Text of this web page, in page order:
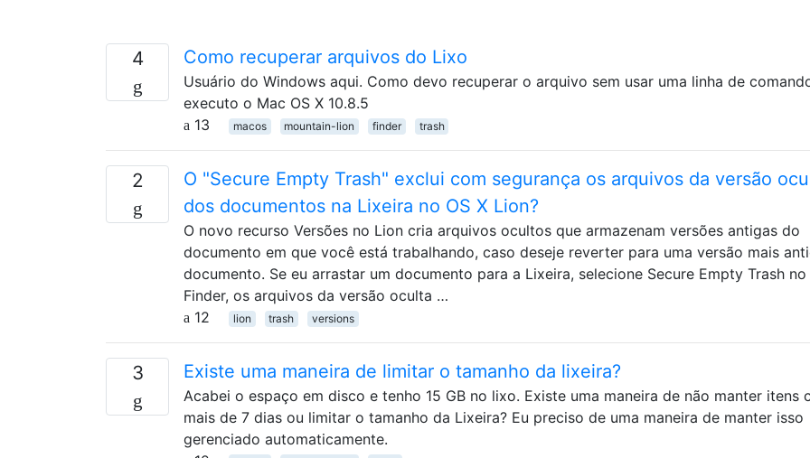
4 Como recuperar arquivos do Lixo
Usuário do Windows aqui. Como devo recuperar o arquivo sem usar uma linha de
executo o Mac OS X 10.8.5
13
macos mountain-lion finder trash
2
O "Secure Empty Trash" exclui com segurança os arquivos da versão
dos documentos na Lixeira no OS X Lion?
O novo recurso Versões no Lion cria arquivos ocultos que armazenam versões antigas do
documento em que você está trabalhando, caso deseje reverter para uma versão mais
documento. Se eu arrastar um documento para a Lixeira, selecione Secure Empty Trash no
Finder, os arquivos da versão oculta …
12
lion trash versions
3 Existe uma maneira de limitar o tamanho da lixeira?
Acabei o espaço em disco e tenho 15 GB no lixo. Existe uma maneira de não manter itens
mais de 7 dias ou limitar o tamanho da Lixeira? Eu preciso de uma maneira de manter isso
gerenciado automaticamente.